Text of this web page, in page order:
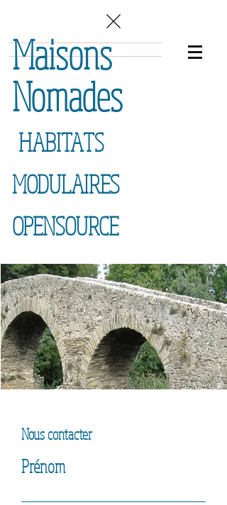
Maisons
Nomades
HABITATS
MODULAIRES
OPENSOURCE
Nous contacter
Prénom